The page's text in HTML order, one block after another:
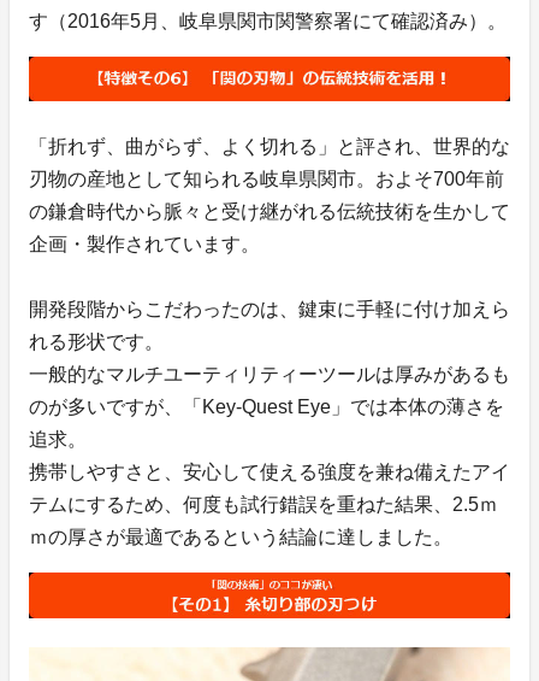
す（2016年5月、岐阜県関市関警察署にて確認済み）。
「折れず、曲がらず、よく切れる」と評され、世界的な
刃物の産地として知られる岐阜県関市。およそ700年前
の鎌倉時代から脈々と受け継がれる伝統技術を生かして
企画・製作されています。
開発段階からこだわったのは、鍵束に手軽に付け加えら
れる形状です。
一般的なマルチユーティリティーツールは厚みがあるも
のが多いですが、「Key-Quest Eye」では本体の薄さを
追求。
携帯しやすさと、安心して使える強度を兼ね備えたアイ
テムにするため、何度も試行錯誤を重ねた結果、2.5ｍ
ｍの厚さが最適であるという結論に達しました。